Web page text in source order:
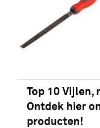
Top 10 Vijlen,
Ontdek hier
producten!